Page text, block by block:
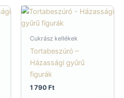
Cukrász kellékek
Tortabeszúró –
Házassági gyűrű
figurák
1 790Ft